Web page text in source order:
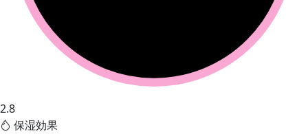
2.8
保湿効果